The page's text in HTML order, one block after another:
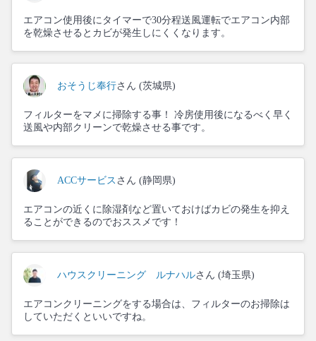
エアコン使用後にタイマーで30分程送風運転でエアコン内部
を乾燥させるとカビが発生しにくくなります。
おそうじ奉行さん (茨城県)
フィルターをマメに掃除する事！ 冷房使用後になるべく早く
送風や内部クリーンで乾燥させる事です。
ACCサービス さん (静岡県)
エアコンの近くに除湿剤など置いておけばカビの発生を抑え
ることができるのでおススメです！
ハウスクリーニング ルナハルさん (埼玉県)
エアコンクリーニングをする場合は、フィルターのお掃除は
していただくといいですね。